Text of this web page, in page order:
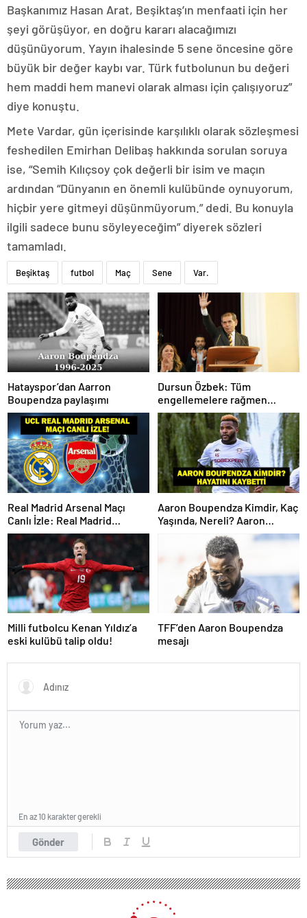
Başkanımız Hasan Arat, Beşiktaş’ın menfaati için her
şeyi görüşüyor, en doğru kararı alacağımızı
düşünüyorum. Yayın ihalesinde 5 sene öncesine göre
büyük bir değer kaybı var. Türk futbolunun bu değeri
hem maddi hem manevi olarak alması için çalışıyoruz”
diye konuştu.
Mete Vardar, gün içerisinde karşılıklı olarak sözleşmesi
feshedilen Emirhan Delibaş hakkında sorulan soruya
ise, “Semih Kılıçsoy çok değerli bir isim ve maçın
ardından “Dünyanın en önemli kulübünde oynuyorum,
hiçbir yere gitmeyi düşünmüyorum.” dedi. Bu konuyla
ilgili sadece bunu söyleyeceğim” diyerek sözleri
tamamladı.
Beşiktaş futbol Maç Sene Var.
Hatayspor’dan Aarron
Boupendza paylaşımı
Dursun Özbek: Tüm
engellemelere rağmen
hedefimize ilerliyoruz
Real Madrid Arsenal Maçı
Canlı İzle: Real Madrid
Arsenal Maçı Hangi Kanalda?
Real Madrid Arsenal Maçı Ne
Zaman, Saat Kaçta? İşte Maç
Kadrosu
Aaron Boupendza Kimdir, Kaç
Yaşında, Nereli? Aaron
Boupendza neden öldü?
Süper Lig’in eski gol kralı
hayatını kaybetti!
Milli futbolcu Kenan Yıldız’a
eski kulübü talip oldu!
TFF’den Aaron Boupendza
mesajı
Gönder
En az 10 karakter gerekli